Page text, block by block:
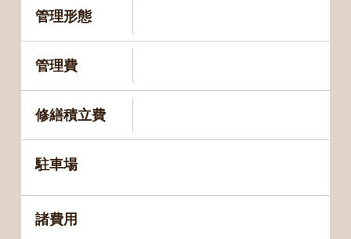
管理形態
管理費
修繕積立費
駐車場
諸費用